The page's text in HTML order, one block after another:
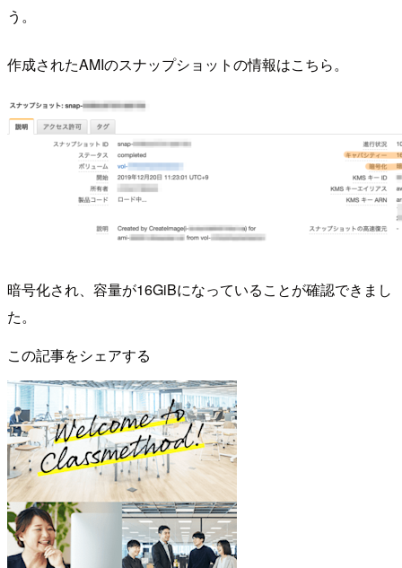
う。
作成されたAMIのスナップショットの情報はこちら。
暗号化され、容量が16GiBになっていることが確認できまし
た。
この記事をシェアする